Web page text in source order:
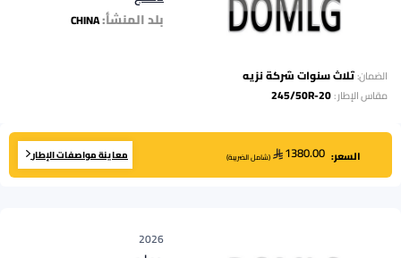
بلد المنشأ:CHINA
الضمان:ثلاث سنوات شركة نزيه
مقاس الإطار:
245/50R-20
السعر: 1380.00
(شامل الضريبة) معاينة مواصفات الإطار
2026